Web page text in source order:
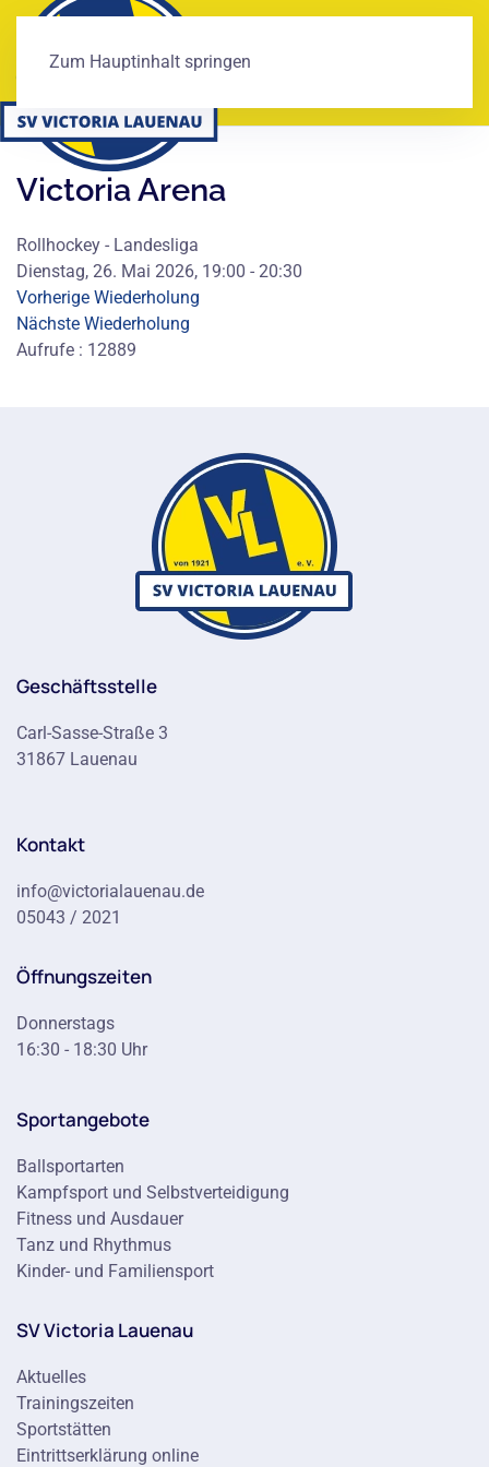
Zum Hauptinhalt springen
Victoria Arena
Rollhockey - Landesliga
Dienstag, 26. Mai 2026, 19:00 - 20:30
Vorherige Wiederholung
Nächste Wiederholung
Aufrufe : 12889
Geschäftsstelle
Carl-Sasse-Straße 3
31867 Lauenau
Kontakt
info@victorialauenau.de
05043 / 2021
Öffnungszeiten
Donnerstags
16:30 - 18:30 Uhr
Sportangebote
Ballsportarten
Kampfsport und Selbstverteidigung
Fitness und Ausdauer
Tanz und Rhythmus
Kinder- und Familiensport
SV Victoria Lauenau
Aktuelles
Trainingszeiten
Sportstätten
Eintrittserklärung online